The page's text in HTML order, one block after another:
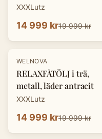
cognacfärgad
XXXLutz
14 999 kr19 999 kr
-25 %
WELNOVA
RELAXFÅTÖLJ i trä,
metall, läder antracit
XXXLutz
14 999 kr19 999 kr